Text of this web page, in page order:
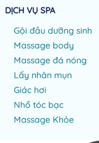
DỊCH VỤ SPA
Gội đầu dưỡng sinh
Massage body
Massage đá nóng
Lấy nhân mụn
Giác hơi
Nhổ tóc bạc
Massage Khỏe